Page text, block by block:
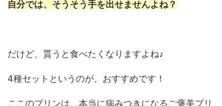
自分では、そうそう手を出せませんよね？
だけど、貰うと食べたくなりますよね♪
4種セットというのが、おすすめです！
ここのプリンは、本当に病みつきになるご褒美プリ